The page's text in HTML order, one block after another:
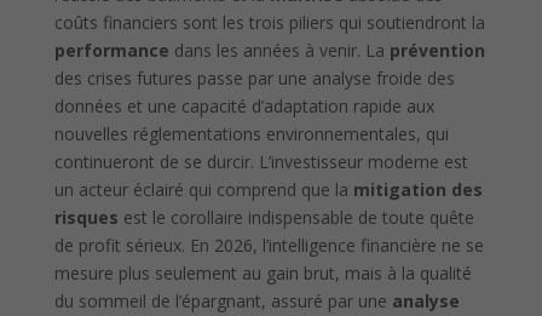
coûts financiers sont les trois piliers qui soutiendront la
performance dans les années à venir. La prévention
des crises futures passe par une analyse froide des
données et une capacité d’adaptation rapide aux
nouvelles réglementations environnementales, qui
continueront de se durcir. L’investisseur moderne est
un acteur éclairé qui comprend que la mitigation des
risques est le corollaire indispensable de toute quête
de profit sérieux. En 2026, l’intelligence financière ne se
mesure plus seulement au gain brut, mais à la qualité
du sommeil de l’épargnant, assuré par une analyse